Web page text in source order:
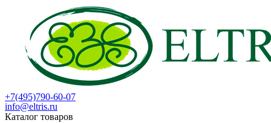
+7(495)790-60-07
info@eltris.ru
Каталог товаров